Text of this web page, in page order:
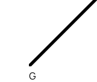
G